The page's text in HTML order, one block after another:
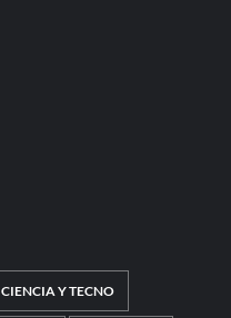
CIENCIA Y TECNO